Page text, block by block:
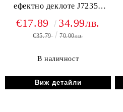
ефектно деклоте J72358
€17.89 34.99лв.
€35.79 70.00лв.
В наличност
Виж детайли